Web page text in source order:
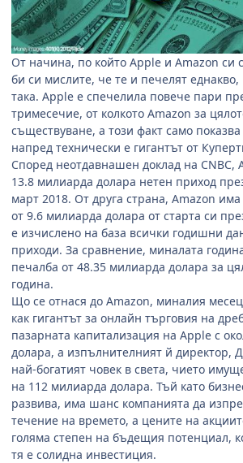
От начина, по който Apple и Amazon си
би си мислите, че те и печелят
така. Apple е спечелила повече пари
тримесечие, от колкото Amazon за
съществуване, а този факт само показва
напред технически е гигантът от
Според неотдавнашен доклад на CNBC,
13.8 милиарда долара нетен приход
март 2018. От друга страна, Amazon има
от 9.6 милиарда долара от старта си
е изчислено на база всички годишни
приходи. За сравнение, миналата
печалба от 48.35 милиарда долара за
година.
Що се отнася до Amazon, миналия
как гигантът за онлайн търговия на
пазарната капитализация на Apple с
долара, а изпълнителният й директор,
най-богатият човек в света, чието
на 112 милиарда долара. Тъй като
развива, има шанс компанията да
течение на времето, а цените на
голяма степен на бъдещия потенциал,
тя е солидна инвестиция.